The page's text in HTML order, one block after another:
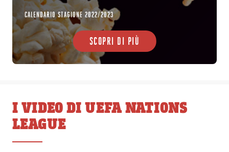
CALENDARIO STAGIONE 2022/2023
SCOPRI DI PIÙ
I VIDEO DI UEFA NATIONS
LEAGUE